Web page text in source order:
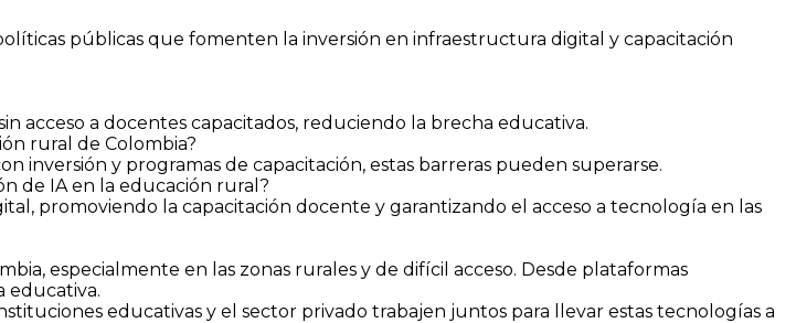
públicas que fomenten la inversión en infraestructura digital y capacitación
acceso a docentes capacitados, reduciendo la brecha educativa.
rural de Colombia?
inversión y programas de capacitación, estas barreras pueden superarse.
de IA en la educación rural?
promoviendo la capacitación docente y garantizando el acceso a tecnología en las
especialmente en las zonas rurales y de difícil acceso. Desde plataformas
educativa.
educativas y el sector privado trabajen juntos para llevar estas tecnologías a